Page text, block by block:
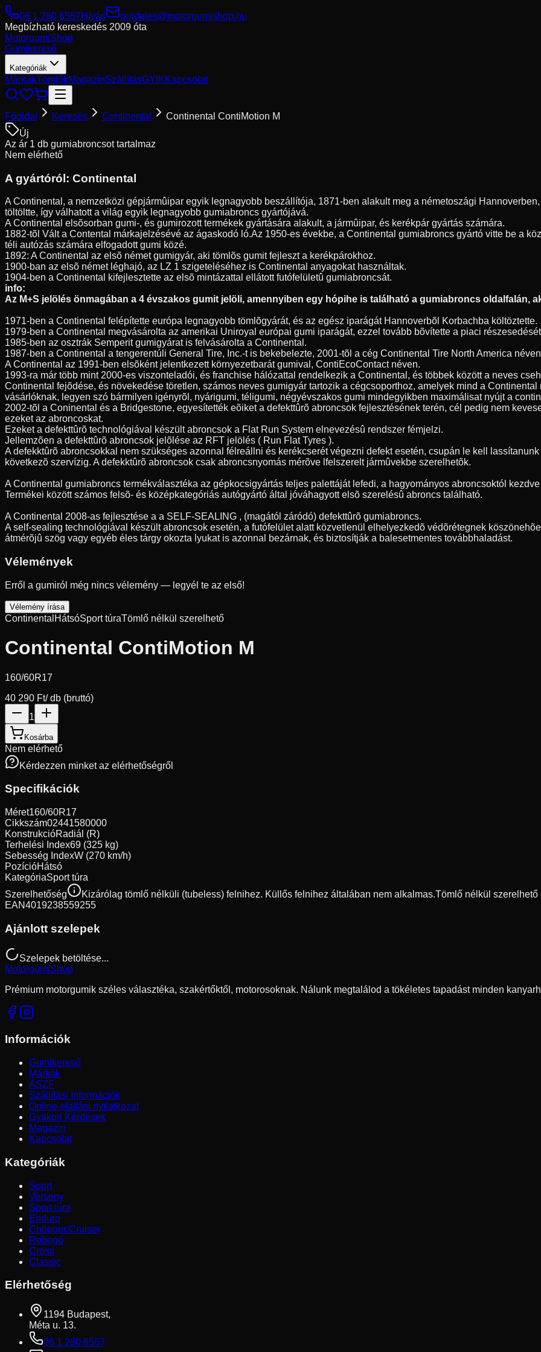
06 1 280 6567Hívás
rendeles@motorgumishop.hu
Megbízható kereskedés 2009 óta
MotorgumiShop
Gumikereső
Kategóriák
MárkákTömlőkMagazinSzállításGYIKKapcsolat
Főoldal Keresés Continental
Continental ContiMotion M
Új
Az ár 1 db gumiabroncsot tartalmaz
Nem elérhető
A gyártóról: Continental
A Continental, a nemzetközi gépjármûipar egyik legnagyobb beszállítója, 1871-ben alakult meg a németoszági
töltöltte, így válhatott a világ egyik legnagyobb gumiabroncs gyártójává.
A Continental elsõsorban gumi-, és gumirozott termékek gyártására alakult, a jármûipar, és kerékpár gyártás számára.
1882-tõl Vált a Contental márkajelzésévé az ágaskodó ló.Az 1950-es évekbe, a Continental gumiabroncs gyártó vitte be a
téli autózás számára elfogadott gumi közé.
1892: A Continental az elsõ német gumigyár, aki tömlõs gumit fejleszt a kerékpárokhoz.
1900-ban az elsõ német léghajó, az LZ 1 szigeteléséhez is Continental anyagokat használtak.
1904-ben a Continental kifejlesztette az elsõ mintázattal ellátott futófelületû gumiabroncsát.
info:
Az M+S jelölés önmagában a 4 évszakos gumit jelöli, amennyiben egy hópihe is található a gumiabroncs oldalfalán,
1971-ben a Continental felépítette európa legnagyobb tömlõgyárát, és az egész iparágát Hannoverbõl Korbachba költöztette.
1979-ben a Continental megvásárolta az amerikai Uniroyal európai gumi iparágát, ezzel tovább bõvítette a piaci
1985-ben az osztrák Semperit gumigyárat is felvásárolta a Continental.
1987-ben a Continental a tengerentúli General Tire, Inc.-t is bekebelezte, 2001-tõl a cég Continental Tire North America
A Continental az 1991-ben elsõként jelentkezett környezetbarát gumival, ContiEcoContact néven.
1993-ra már több mint 2000-es viszonteladói, és franchise hálózattal rendelkezik a Continental, és többek között a neves
Continental fejõdése, és növekedése töretlen, számos neves gumigyár tartozik a cégcsoporthoz, amelyek mind a
vásárlóknak, legyen szó bármilyen igényrõl, nyárigumi, téligumi, négyévszakos gumi mindegyikben maximálisat nyújt a
2002-tõl a Coninental és a Bridgestone, egyesítették eõiket a defekttûrõ abroncsok fejlesztésének terén, cél pedig nem
ezeket az abroncoskat.
Ezeket a defekttûrõ technológiával készült abroncsok a Flat Run System elnevezésû rendszer fémjelzi.
Jellemzõen a defekttûrõ abroncsok jelõlése az RFT jelölés ( Run Flat Tyres ).
A defekktûrõ abroncsokkal nem szükséges azonnal félreállni és kerékcserét végezni defekt esetén, csupán le kell
következõ szervízig. A defekktûrõ abroncsok csak abroncsnyomás mérõve lfelszerelt jármûvekbe szerelhetõk.
A Continental gumiabroncs termékválasztéka az gépkocsigyártás teljes palettáját lefedi, a hagyományos abroncsoktól
Termékei között számos felsõ- és középkategóriás autógyártó által jóváhagyott elsõ szerelésû abroncs található.
A Continental 2008-as fejlesztése a a SELF-SEALING , (magától záródó) defekttûrõ gumiabroncs.
A self-sealing technológiával készült abroncsok esetén, a futófelület alatt közvetlenül elhelyezkedõ védõrétegnek
átmérõjû szög vagy egyéb éles tárgy okozta lyukat is azonnal bezárnak, és biztosítják a balesetmentes továbbhaladást.
Vélemények
Erről a gumiról még nincs vélemény — legyél te az első!
Vélemény írása
Continental HátsóSport túraTömlő nélkül szerelhető
Continental ContiMotion M
160/60R17
40 290 Ft/ db (bruttó)
1
Kosárba
Nem elérhető
Kérdezzen minket az elérhetőségről
Specifikációk
Méret160/60R17
Cikkszám02441580000
KonstrukcióRadiál (R)
Terhelési Index69 (325 kg)
Sebesség IndexW (270 km/h)
PozícióHátsó
KategóriaSport túra
Szerelhetőség
Kizárólag tömlő nélküli (tubeless) felnihez. Küllős felnihez általában nem alkalmas.Tömlő nélkül szerelhető
EAN4019238559255
Ajánlott szelepek
Szelepek betöltése...
MotorgumiShop
Prémium motorgumik széles választéka, szakértőktől, motorosoknak. Nálunk megtalálod a tökéletes tapadást minden
Információk
Gumikereső
Márkák
ÁSZF
Szállítási Információk
Online elállási nyilatkozat
Gyakori Kérdések
Magazin
Kapcsolat
Kategóriák
Sport
Verseny
Sport túra
Enduro
Chopper/Cruiser
Robogó
Cross
Classic
Elérhetőség
1194 Budapest,
Méta u. 13.
06 1 280 6567